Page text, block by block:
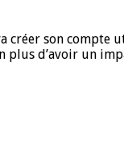
son compte
d’avoir un